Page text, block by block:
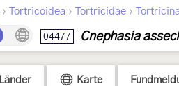
› Tortricoidea › Tortricidae ›
04477 Cnephasia
Länder Karte